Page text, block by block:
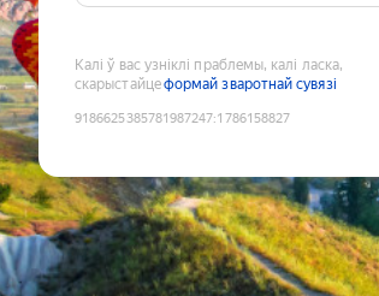
Калі ў вас узніклі праблемы, калі ласка,
скарыстайцеформай зваротнай сувязі
9186625385781987247:1786158827